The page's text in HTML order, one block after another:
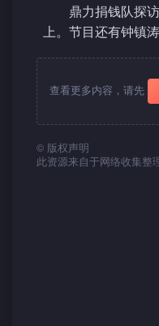
鼎力捐钱队探
上。节目还有钟镇
查看更多内容，请先
© 版权声明
此资源来自于网络收集整